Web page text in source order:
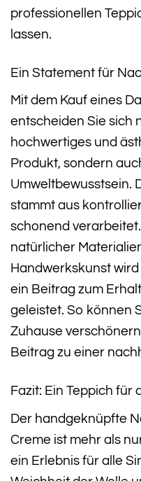
professionellen
lassen.
Ein Statement für
Mit dem Kauf eines
entscheiden Sie sich
hochwertiges und
Produkt, sondern
Umweltbewusstsein.
stammt aus
schonend
natürlicher
Handwerkskunst
ein Beitrag zum
geleistet. So können
Zuhause
Beitrag zu einer
Fazit: Ein Teppich für
Der handgeknüpfte
Creme ist mehr als
ein Erlebnis für alle